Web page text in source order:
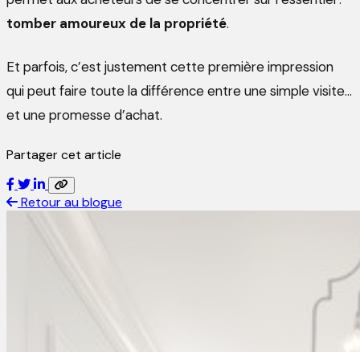
tomber amoureux de la propriété.
Et parfois, c’est justement cette première impression
qui peut faire toute la différence entre une simple visite…
et une promesse d’achat.
Partager cet article
Retour au blogue